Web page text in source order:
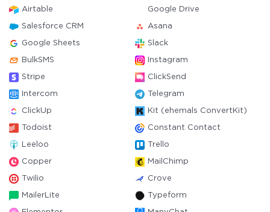
Airtable Google Drive
Salesforce CRM Asana
Google Sheets Slack
BulkSMS Instagram
Stripe ClickSend
Intercom Telegram
ClickUp Kit (ehemals ConvertKit)
Todoist Constant Contact
Leeloo Trello
Copper MailChimp
Twilio Crove
MailerLite Typeform